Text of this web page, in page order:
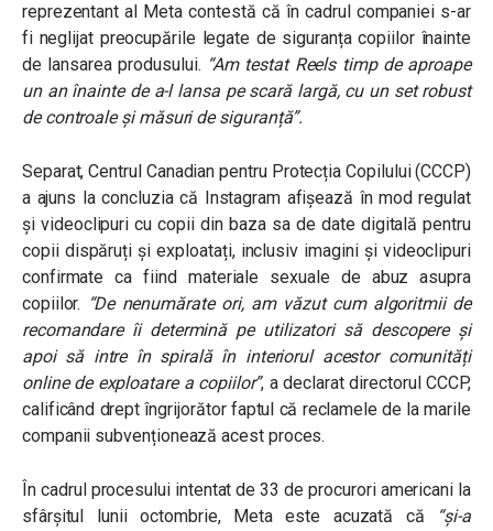
reprezentant al Meta contestă că în cadrul companiei s-ar
fi neglijat preocupările legate de siguranța copiilor înainte
de lansarea produsului. “Am testat Reels timp de aproape
un an înainte de a-l lansa pe scară largă, cu un set robust
de controale și măsuri de siguranță”.
Separat, Centrul Canadian pentru Protecția Copilului (CCCP)
a ajuns la concluzia că Instagram afișează în mod regulat
și videoclipuri cu copii din baza sa de date digitală pentru
copii dispăruți și exploatați, inclusiv imagini și videoclipuri
confirmate ca fiind materiale sexuale de abuz asupra
copiilor. “De nenumărate ori, am văzut cum algoritmii de
recomandare îi determină pe utilizatori să descopere și
apoi să intre în spirală în interiorul acestor comunități
online de exploatare a copiilor”, a declarat directorul CCCP,
calificând drept îngrijorător faptul că reclamele de la marile
companii subvenționează acest proces.
În cadrul procesului intentat de 33 de procurori americani la
sfârșitul lunii octombrie, Meta este acuzată că
“și-a